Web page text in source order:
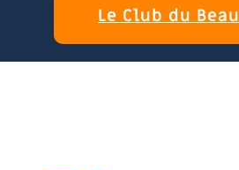
Le Club du